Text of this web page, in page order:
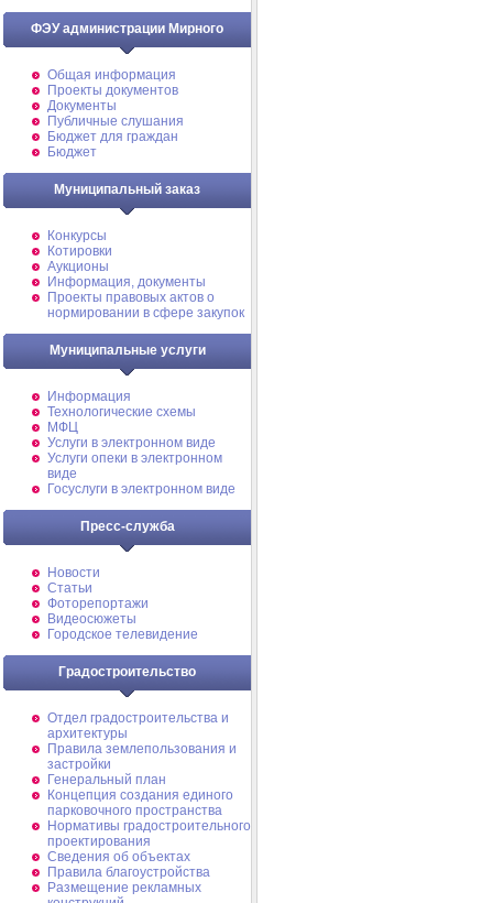
ФЭУ администрации Мирного
Общая информация
Проекты документов
Документы
Публичные слушания
Бюджет для граждан
Бюджет
Муниципальный заказ
Конкурсы
Котировки
Аукционы
Информация, документы
Проекты правовых актов о
нормировании в сфере закупок
Муниципальные услуги
Информация
Технологические схемы
МФЦ
Услуги в электронном виде
Услуги опеки в электронном
виде
Госуслуги в электронном виде
Пресс-служба
Новости
Статьи
Фоторепортажи
Видеосюжеты
Городское телевидение
Градостроительство
Отдел градостроительства и
архитектуры
Правила землепользования и
застройки
Генеральный план
Концепция создания единого
парковочного пространства
Нормативы градостроительного
проектирования
Сведения об объектах
Правила благоустройства
Размещение рекламных